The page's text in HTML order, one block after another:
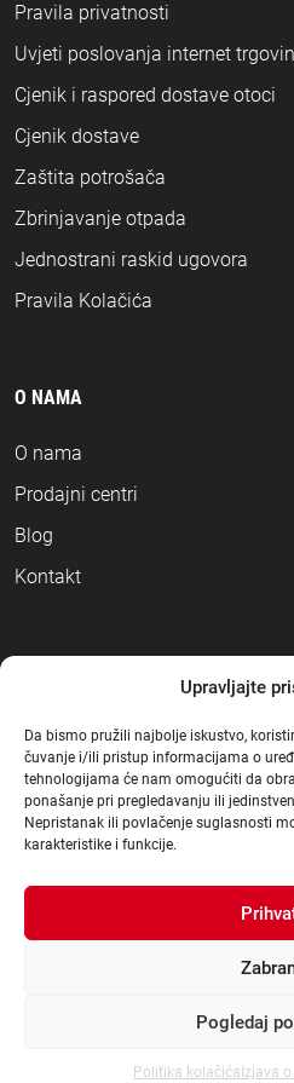
Upravljajte
Da bismo pružili najbolje iskustvo,
čuvanje i/ili pristup informacijama o
tehnologijama će nam omogućiti da
ponašanje pri pregledavanju ili
Nepristanak ili povlačenje suglasnosti
karakteristike i funkcije.
Pogledaj
Politika kolačića Izjava
Pravila privatnosti
Uvjeti poslovanja internet
Cjenik i raspored dostave otoci
Cjenik dostave
Zaštita potrošača
Zbrinjavanje otpada
Jednostrani raskid ugovora
Pravila Kolačića
O NAMA
O nama
Prodajni centri
Blog
Kontakt
Izrada: